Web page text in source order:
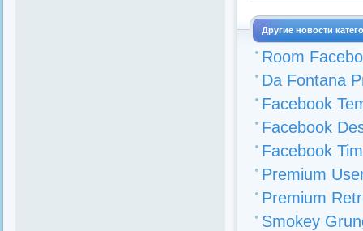
Другие новости
Room
Da Fontana
Facebook
Facebook
Facebook
Premium
Premium
Smokey